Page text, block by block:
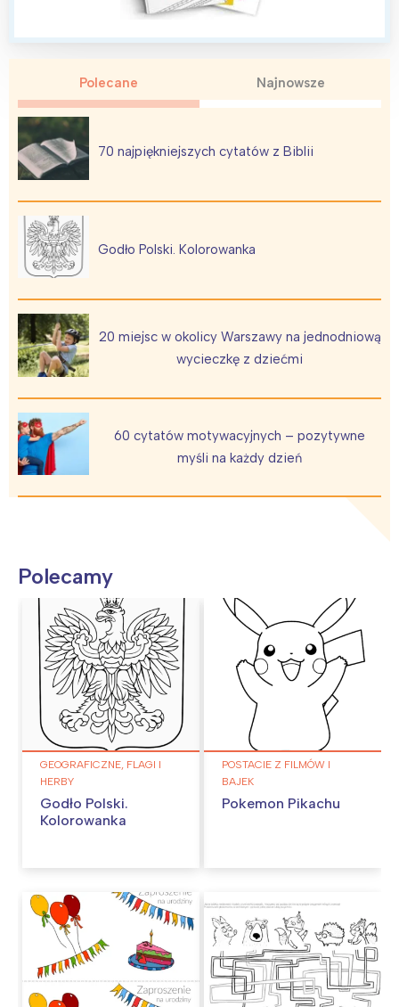
Polecane Najnowsze
70 najpiękniejszych cytatów z Biblii
Godło Polski. Kolorowanka
20 miejsc w okolicy Warszawy na jednodniową
wycieczkę z dziećmi
60 cytatów motywacyjnych – pozytywne
myśli na każdy dzień
Polecamy
GEOGRAFICZNE, FLAGI I
HERBY
Godło Polski.
Kolorowanka
POSTACIE Z FILMÓW I
BAJEK
Pokemon Pikachu
Interesują mnie wydarzenia z
Warszawa
Łódź
Trójmiasto
Poznań
Kraków
Wybieram